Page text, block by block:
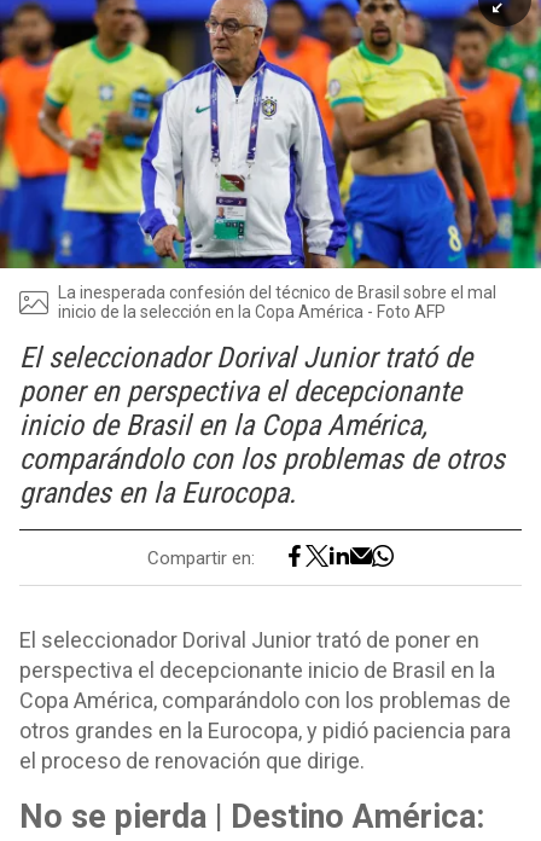
La inesperada confesión del técnico de Brasil sobre el mal
inicio de la selección en la Copa América - Foto AFP
El seleccionador Dorival Junior trató de
poner en perspectiva el decepcionante
inicio de Brasil en la Copa América,
comparándolo con los problemas de otros
grandes en la Eurocopa.
Compartir en:
El seleccionador Dorival Junior trató de poner en
perspectiva el decepcionante inicio de Brasil en la
Copa América, comparándolo con los problemas de
otros grandes en la Eurocopa, y pidió paciencia para
el proceso de renovación que dirige.
No se pierda | Destino América: